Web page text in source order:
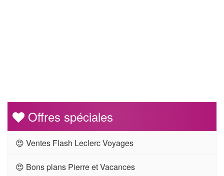
Offres spéciales
😍 Ventes Flash Leclerc Voyages
😍 Bons plans Pierre et Vacances